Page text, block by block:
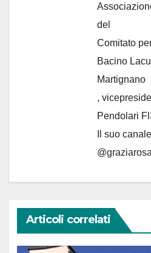
del
Comitato
Bacino
Martignano
,
Pendolari
Il suo
Articoli correlati